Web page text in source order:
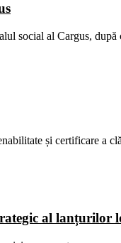
social al Cargus, după
și certificare a
al lanțurilor